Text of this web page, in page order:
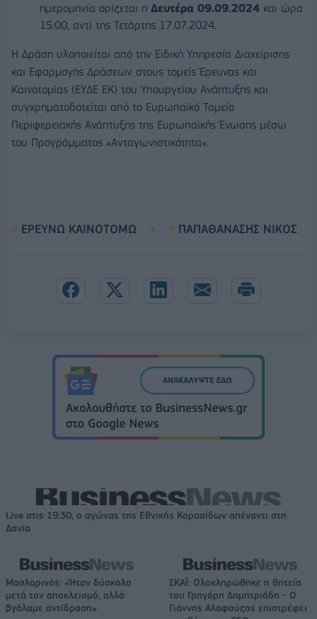
ημερομηνία ορίζεται η Δευτέρα 09.09.2024 και ώρα
15:00, αντί της Τετάρτης 17.07.2024.
Η Δράση υλοποιείται από την Ειδική Υπηρεσία Διαχείρισης
και Εφαρμογής Δράσεων στους τομείς Έρευνας και
Καινοτομίας (ΕΥΔΕ ΕΚ) του Υπουργείου Ανάπτυξης και
συγχρηματοδοτείται από το Ευρωπαϊκό Ταμείο
Περιφερειακής Ανάπτυξης της Ευρωπαϊκής Ένωσης μέσω
του Προγράμματος «Ανταγωνιστικότητα».
ΕΡΕΥΝΩ ΚΑΙΝΟΤΟΜΩ ΠΑΠΑΘΑΝΑΣΗΣ ΝΙΚΟΣ
Live στις 19:30, ο αγώνας της Εθνικής Κορασίδων απέναντι στη
Δανία
Μασλαρινός: «Ήταν δύσκολο
μετά τον αποκλεισμό, αλλά
βγάλαμε αντίδραση»
ΣΚΑΪ: Ολοκληρώθηκε η θητεία
του Γρηγόρη Δημητριάδη - Ο
Γιάννης Αλαφούζος επιστρέφει